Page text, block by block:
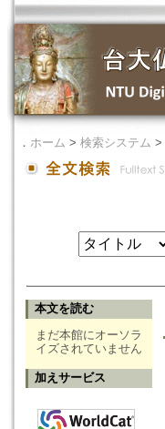
． ホーム > 検索システム >
本文を読む
まだ本館にオーソラ
イズされていません
加えサービス